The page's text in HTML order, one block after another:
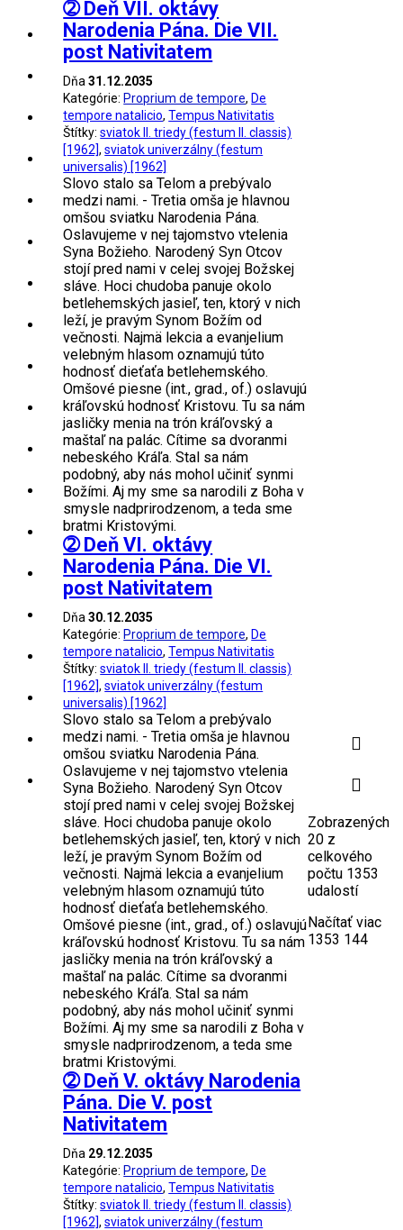
➁ Deň VII. oktávy
Narodenia Pána. Die VII.
post Nativitatem
Dňa31.12.2035
Kategórie: Proprium de tempore, De
tempore natalicio,Tempus Nativitatis
Štítky:sviatok II. triedy (festum II. classis)
[1962],sviatok univerzálny (festum
universalis) [1962]
Slovo stalo sa Telom a prebývalo
medzi nami. - Tretia omša je hlavnou
omšou sviatku Narodenia Pána.
Oslavujeme v nej tajomstvo vtelenia
Syna Božieho. Narodený Syn Otcov
stojí pred nami v celej svojej Božskej
sláve. Hoci chudoba panuje okolo
betlehemských jasieľ, ten, ktorý v nich
leží, je pravým Synom Božím od
večnosti. Najmä lekcia a evanjelium
velebným hlasom oznamujú túto
hodnosť dieťaťa betlehemského.
Omšové piesne (int., grad., of.) oslavujú
kráľovskú hodnosť Kristovu. Tu sa nám
jasličky menia na trón kráľovský a
maštaľ na palác. Cítime sa dvoranmi
nebeského Kráľa. Stal sa nám
podobný, aby nás mohol učiniť synmi
Božími. Aj my sme sa narodili z Boha v
smysle nadprirodzenom, a teda sme
bratmi Kristovými.
➁ Deň VI. oktávy
Narodenia Pána. Die VI.
post Nativitatem
Dňa30.12.2035
Kategórie: Proprium de tempore, De
tempore natalicio,Tempus Nativitatis
Štítky:sviatok II. triedy (festum II. classis)
[1962],sviatok univerzálny (festum
universalis) [1962]
Slovo stalo sa Telom a prebývalo
medzi nami. - Tretia omša je hlavnou
omšou sviatku Narodenia Pána.
Oslavujeme v nej tajomstvo vtelenia
Syna Božieho. Narodený Syn Otcov
stojí pred nami v celej svojej Božskej
sláve. Hoci chudoba panuje okolo
betlehemských jasieľ, ten, ktorý v nich
leží, je pravým Synom Božím od
večnosti. Najmä lekcia a evanjelium
velebným hlasom oznamujú túto
hodnosť dieťaťa betlehemského.
Omšové piesne (int., grad., of.) oslavujú
kráľovskú hodnosť Kristovu. Tu sa nám
jasličky menia na trón kráľovský a
maštaľ na palác. Cítime sa dvoranmi
nebeského Kráľa. Stal sa nám
podobný, aby nás mohol učiniť synmi
Božími. Aj my sme sa narodili z Boha v
smysle nadprirodzenom, a teda sme
bratmi Kristovými.
➁ Deň V. oktávy Narodenia
Pána. Die V. post
Nativitatem
Dňa 29.12.2035
Kategórie: Proprium de tempore, De
tempore natalicio,Tempus Nativitatis
Štítky:sviatok II. triedy (festum II. classis)
[1962],sviatok univerzálny (festum
Zobrazených
20z
celkového
počtu 1353
udalostí
Načítať viac
1353 144